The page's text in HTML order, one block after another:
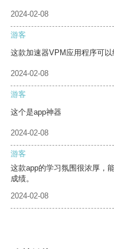
2024-02-08
游客
这款加速器VPM应用程序可以
2024-02-08
游客
这个是app神器
2024-02-08
游客
这款app的学习氛围很浓厚，
成绩。
2024-02-08